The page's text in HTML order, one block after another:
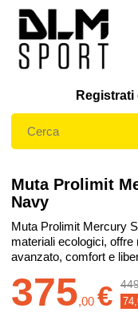
Muta Prolimit
Navy
Muta Prolimit Mercury
materiali ecologici,
avanzato, comfort e
375,00 €